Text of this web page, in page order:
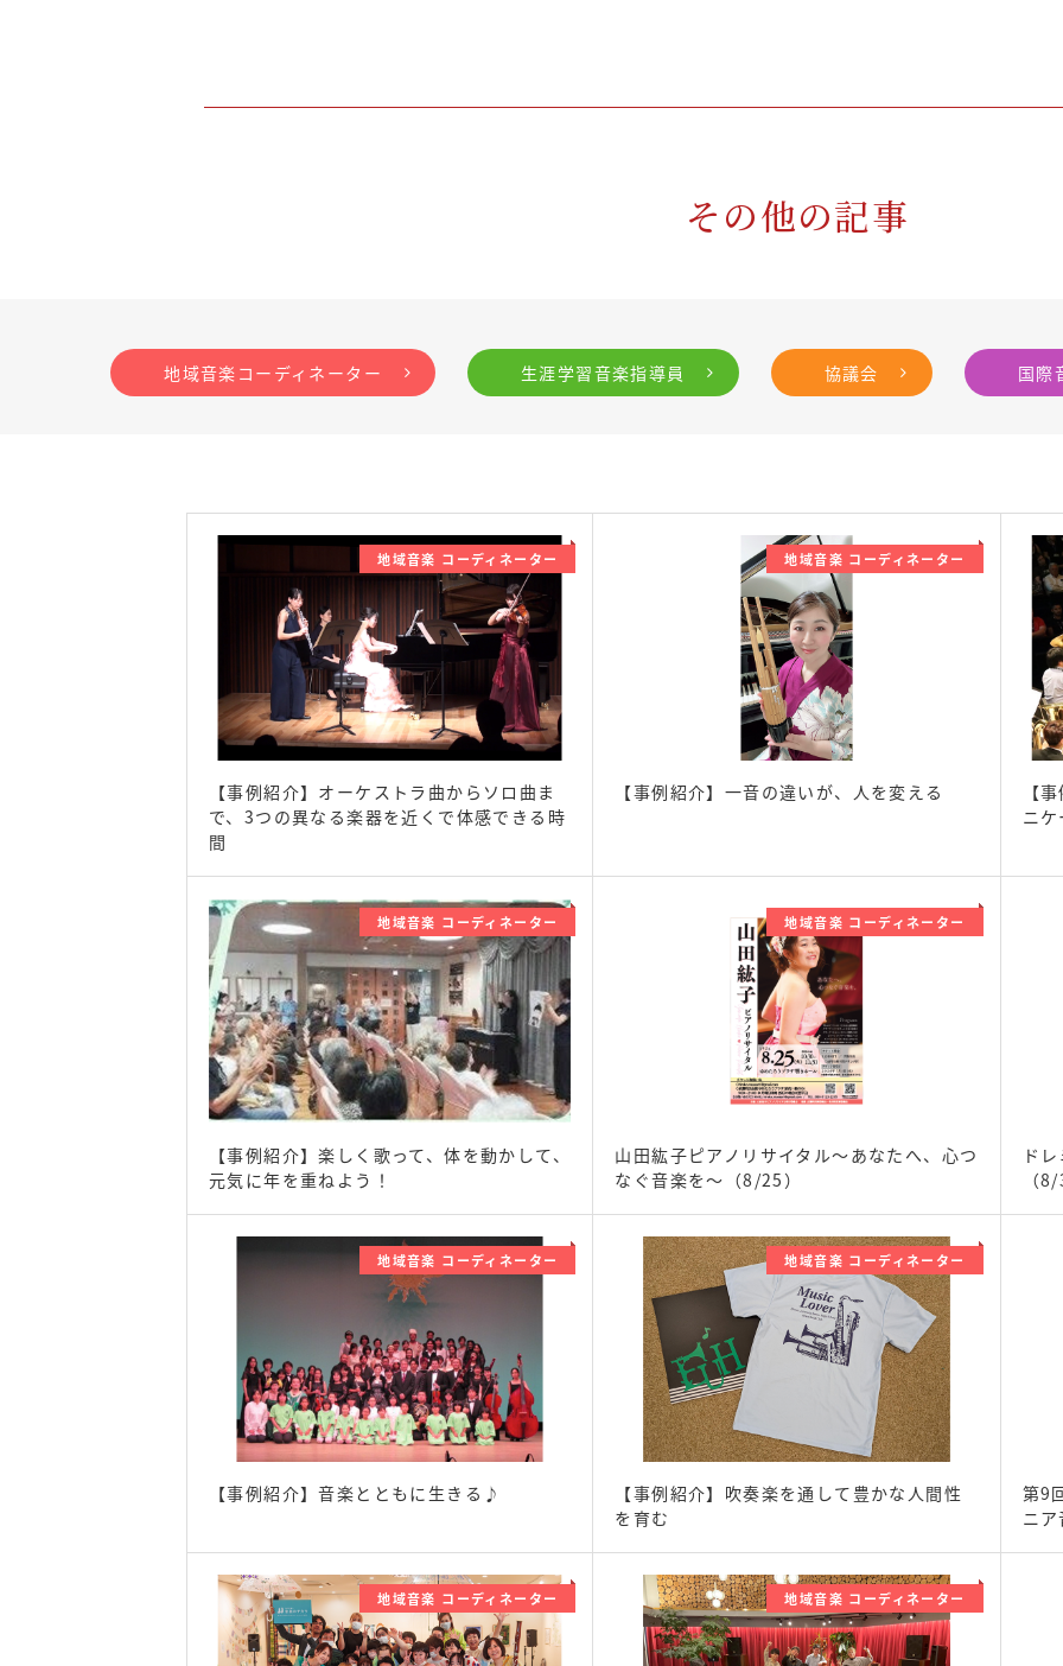
その他の記事
地域音楽コーディネーター 生涯学習音楽指導員 協議会 国際
地域音楽 コーディネーター
【事例紹介】オーケストラ曲からソロ曲ま
で、3つの異なる楽器を近くで体感できる時
間
地域音楽 コーディネーター
【事例紹介】一音の違いが、人を変える
【
ニ
地域音楽 コーディネーター
【事例紹介】楽しく歌って、体を動かして、
元気に年を重ねよう！
地域音楽 コーディネーター
山田紘子ピアノリサイタル～あなたへ、心つ
なぐ音楽を～（8/25）
ド
（
地域音楽 コーディネーター
【事例紹介】音楽とともに生きる♪
地域音楽 コーディネーター
【事例紹介】吹奏楽を通して豊かな人間性
を育む
第9
ニ
地域音楽 コーディネーター 地域音楽 コーディネーター